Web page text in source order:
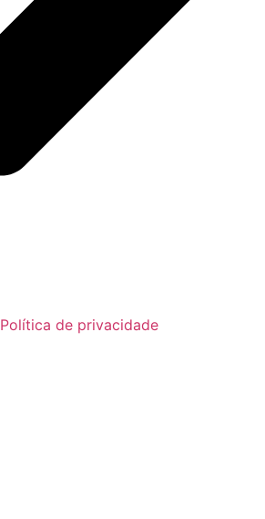
Política de privacidade